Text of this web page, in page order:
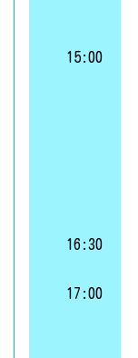
15:00
16:30
17:00